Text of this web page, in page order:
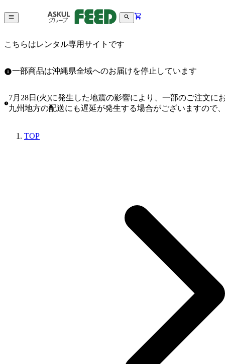
こちらはレンタル専用サイトです
一部商品は沖縄県全域へのお届けを停止しています
7月28日(火)に発生した地震の影響により、一部のご注文に
九州地方の配送にも遅延が発生する場合がございますので
TOP